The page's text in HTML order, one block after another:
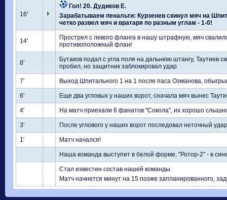
16'
Гол! 20. Дудиков Е.
Зарабатываем пенальти: Курзенев скинул мяч на
четко развел мяч и вратаря по разным углам - 1-0!
14'
Прострел с левого фланга в нашу штрафную, мяч
противоположный фланг
8'
Бутаков подал с угла поля на дальнюю штангу, Таутиев
пробил, но защитник заблокировал удар
7' Выход Шпитального 1 на 1 после паса Озманова,
6' Еще два угловых у наших ворот, сначала мяч вынес
4' На матч приехали 6 фанатов "Сокола", их хорошо
3' После углового у наших ворот последовал неточный
1' Матч начался!
Наша команда выступит в белой форме, "Ротор-2" - в
Стал известен состав нашей команды.
Матч начнется минут на 15 позже запланированного,